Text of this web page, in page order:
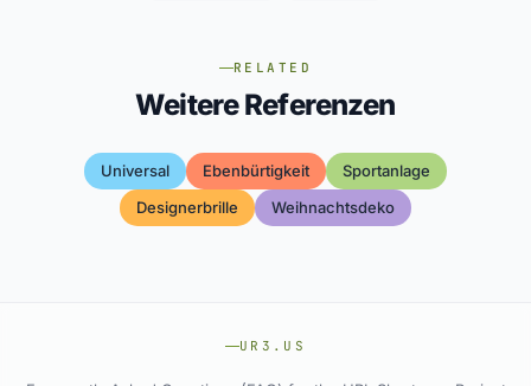
RELATED
Weitere Referenzen
Universal Ebenbürtigkeit
Sportanlage
Designerbrille
Weihnachtsdeko
UR3.US